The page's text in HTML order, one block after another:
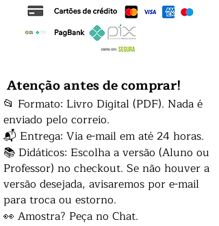
Atenção antes de comprar!
📂 Formato: Livro Digital (PDF). Nada é
enviado pelo correio.
📬 Entrega: Via e-mail em até 24 horas.
📚 Didáticos: Escolha a versão (Aluno ou
Professor) no checkout. Se não houver a
versão desejada, avisaremos por e-mail
para troca ou estorno.
👀 Amostra? Peça no Chat.